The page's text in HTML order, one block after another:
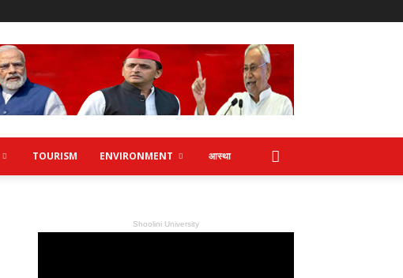
TOURISM ENVIRONMENT आस्था
Shoolini University